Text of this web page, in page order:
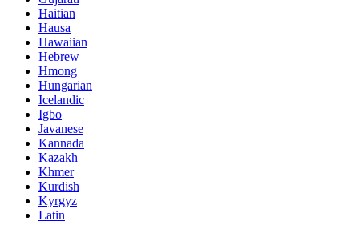
Haitian
Hausa
Hawaiian
Hebrew
Hmong
Hungarian
Icelandic
Igbo
Javanese
Kannada
Kazakh
Khmer
Kurdish
Kyrgyz
Latin